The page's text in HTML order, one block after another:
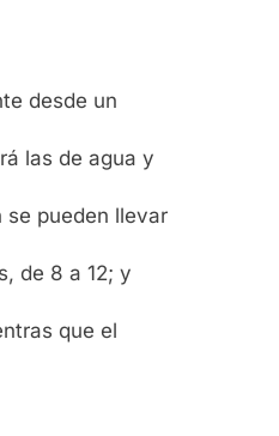
desde un
las de agua y
se pueden llevar
de 8 a 12; y
que el